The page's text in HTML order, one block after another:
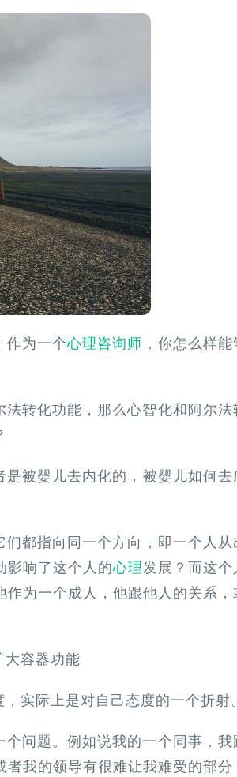
作为一个心理咨询师 ，你怎么样能
转化功能，那么心智化和阿尔法
被婴儿去内化的，被婴儿如何去
都指向同一个方向，即一个人从
影响了这个人的心理发展？而这个
为一个成人，他跟‍‍他人的‍‍关系，
大容器功能
实际上是‍‍对自己态度的一个折射
问题。例如说我的一个同事，我
我的领导有很难让我难受的部分